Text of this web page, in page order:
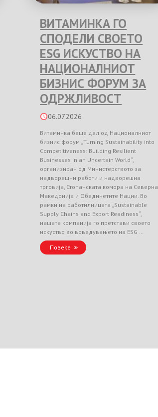
ВИТАМИНКА ГО
СПОДЕЛИ СВОЕТО
ESG ИСКУСТВО НА
НАЦИОНАЛНИОТ
БИЗНИС ФОРУМ ЗА
ОДРЖЛИВОСТ
06.07.2026
Витаминка беше дел од Националниот
бизнис форум „Turning Sustainability into
Competitiveness: Building Resilient
Businesses in an Uncertain World“,
организиран од Министерството за
надворешни работи и надворешна
трговија, Стопанската комора на Северна
Македонија и Обединетите Нации. Во
рамки на работилницата „Sustainable
Supply Chains and Export Readiness“,
нашата компанија го претстави своето
искуство во воведувањето на ESG …
Повеќе